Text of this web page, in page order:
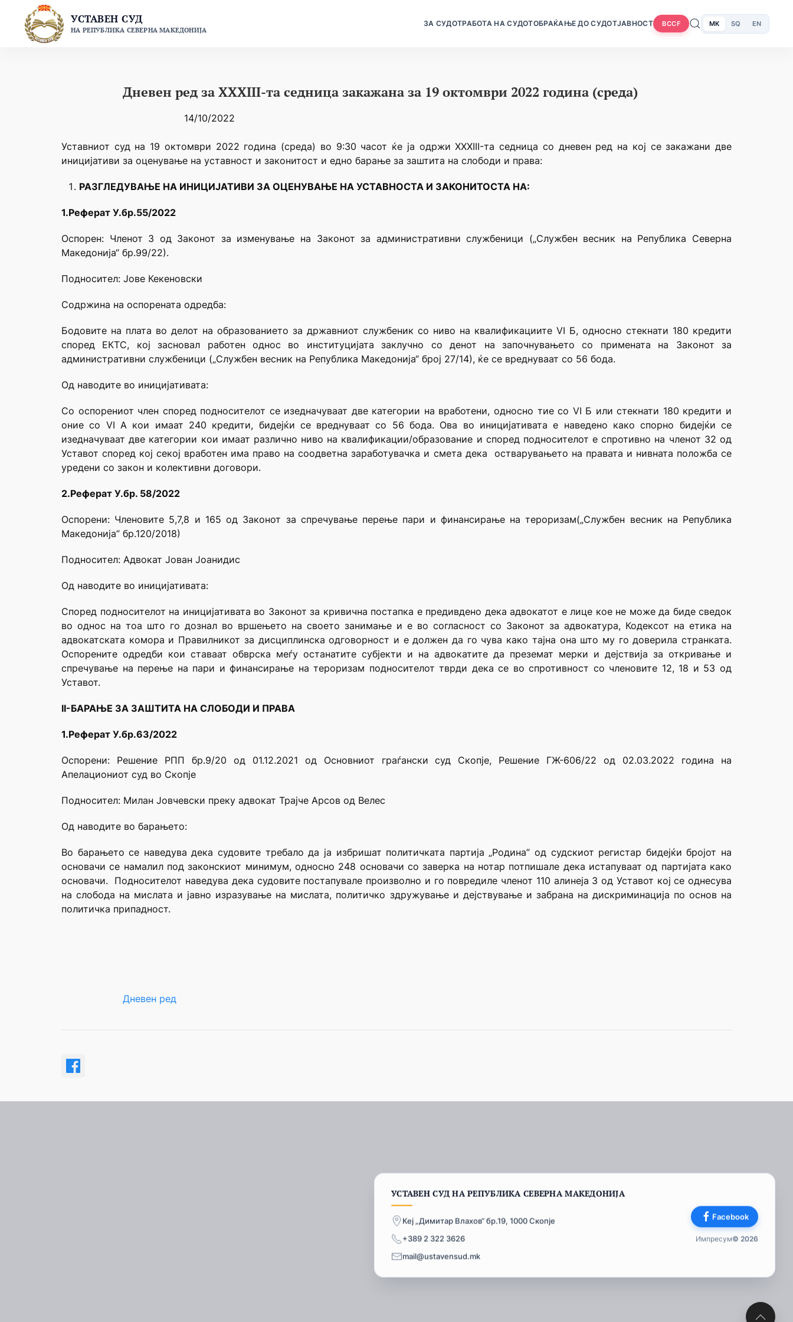
content
УСТАВЕН СУД
НА РЕПУБЛИКА СЕВЕРНА МАКЕДОНИЈА
ЗА СУДОТРАБОТА НА СУДОТОБРАЌАЊЕ ДО СУДОТЈАВНОСТ BCCF MK SQ EN
Дневен ред за XXXIII-та седница закажана за 19 октомври 2022 година (среда)
14/10/2022
Уставниот суд на 19 oктомври 2022 година (среда) во 9:30 часот ќе ја одржи XXXIII-та седница со дневен ред на кој се закажани две
иницијативи за оценување на уставност и законитост и едно барање за заштита на слободи и права:
РАЗГЛЕДУВАЊЕ НА ИНИЦИЈАТИВИ ЗА ОЦЕНУВАЊЕ НА УСТАВНОСТА И ЗАКОНИТОСТА НА:
1.Реферат У.бр.55/2022
Оспорен: Членот 3 од Законот за изменување на Законот за административни службеници („Службен весник на Република Северна
Македонија“ бр.99/22).
Подносител: Јове Кекеновски
Содржина на оспорената одредба:
Бодовите на плата во делот на образованието за државниот службеник со ниво на квалификациите VI Б, односно стекнати 180 кредити
според ЕКТС, кој засновал работен однос во институцијата заклучно со денот на започнувањето со примената на Законот за
административни службеници („Службен весник на Република Македонија“ број 27/14), ќе се вреднуваат со 56 бода.
Од наводите во иницијативата:
Со оспорениот член според подносителот се изедначуваат две категории на вработени, односно тие со VI Б или стекнати 180 кредити и
оние со VI A кои имаат 240 кредити, бидејќи се вреднуваат со 56 бода. Ова во иницијативата е наведено како спорно бидејќи се
изедначуваат две категории кои имаат различно ниво на квалификации/образование и според подносителот е спротивно на членот 32 од
Уставот според кој секој вработен има право на соодветна заработувачка и смета дека остварувањето на правата и нивната положба се
уредени со закон и колективни договори.
2.Реферат У.бр. 58/2022
Оспорени: Членовите 5,7,8 и 165 од Законот за спречување перење пари и финансирање на тероризам(„Службен весник на Република
Македонија” бр.120/2018)
Подносител: Адвокат Јован Јоанидис
Од наводите во иницијативата:
Според подносителот на иницијативата во Законот за кривична постапка е предивдено дека адвокатот е лице кое не може да биде сведок
во однос на тоа што го дознал во вршењето на своето занимање и е во согласност со Законот за адвокатура, Кодексот на етика на
адвокатската комора и Правилникот за дисциплинска одговорност и е должен да го чува како тајна она што му го доверила странката.
Оспорените одредби кои ставаат обврска меѓу останатите субјекти и на адвокатите да преземат мерки и дејствија за откривање и
спречување на перење на пари и финансирање на тероризам подносителот тврди дека се во спротивност со членовите 12, 18 и 53 од
Уставот.
II-БАРАЊЕ ЗА ЗАШТИТА НА СЛОБОДИ И ПРАВА
1.Реферат У.бр.63/2022
Оспорени: Решение РПП бр.9/20 од 01.12.2021 од Основниот граѓански суд Скопје, Решение ГЖ-606/22 од 02.03.2022 година на
Апелациониот суд во Скопје
Подносител: Mилан Јовчевски преку адвокат Трајче Арсов од Велес
Од наводите во барањето:
Во барањето се наведува дека судовите требало да ја избришат политичката партија „Родина” од судскиот регистар бидејќи бројот на
основачи се намалил под законскиот минимум, односно 248 основачи со заверка на нотар потпишале дека истапуваат од партијата како
основачи. Подносителот наведува дека судовите постапувале произволно и го повредиле членот 110 алинеја 3 од Уставот кој се однесува
на слобода на мислата и јавно изразување на мислата, политичко здружување и дејствување и забрана на дискриминација по основ на
политичка припадност.
Дневен ред
УСТАВЕН СУД НА РЕПУБЛИКА СЕВЕРНА МАКЕДОНИЈА
Кеј „Димитар Влахов“ бр.19, 1000 Скопје
+389 2 322 3626
mail@ustavensud.mk
Facebook
Импресум© 2026